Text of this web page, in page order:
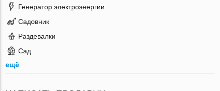
Генератор электроэнергии
Садовник
Раздевалки
Сад
ещё